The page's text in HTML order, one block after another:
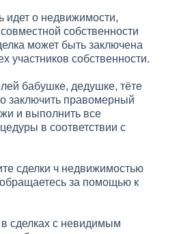
идет о недвижимости,
собственности
может быть заключена
участников собственности.
бабушке, дедушке, тёте
заключить правомерный
и выполнить все
в соответствии с
сделки ч недвижимостью
за помощью к
сделках с невидимым